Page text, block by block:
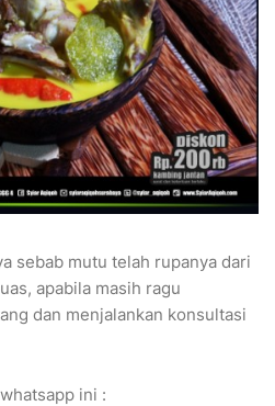
sebab mutu telah rupanya dari
apabila masih ragu
dan menjalankan konsultasi
ini :